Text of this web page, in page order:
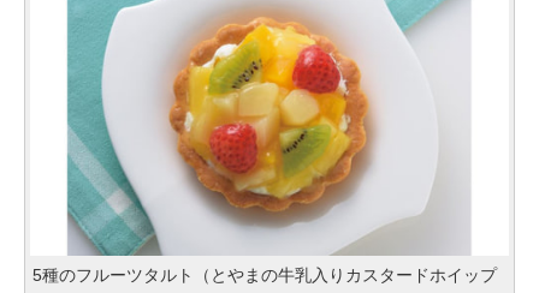
5種のフルーツタルト（とやまの牛乳入りカスタードホイップ